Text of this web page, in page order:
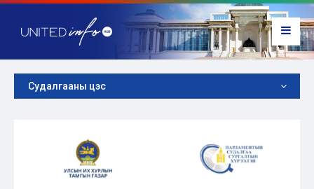
Судалгааны цэс